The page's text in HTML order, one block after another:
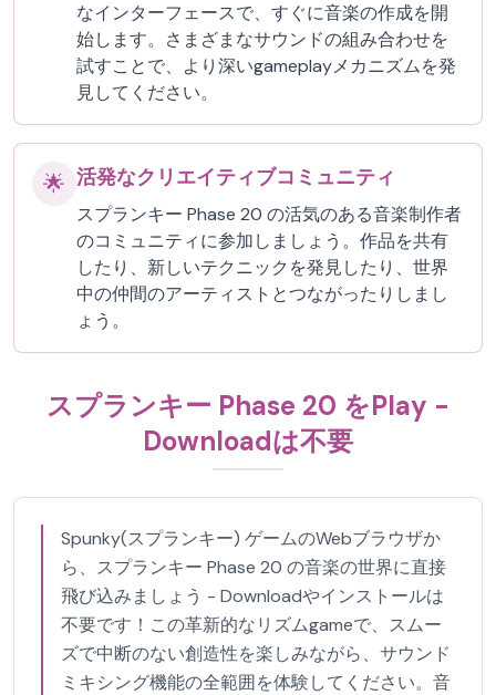
なインターフェースで、すぐに音楽の作成を開
始します。さまざまなサウンドの組み合わせを
試すことで、より深いgameplayメカニズムを発
見してください。
🌟 活発なクリエイティブコミュニティ
スプランキー Phase 20 の活気のある音楽制作者
のコミュニティに参加しましょう。作品を共有
したり、新しいテクニックを発見したり、世界
中の仲間のアーティストとつながったりしまし
ょう。
スプランキー Phase 20 をPlay -
Downloadは不要
Spunky(スプランキー) ゲームのWebブラウザか
ら、スプランキー Phase 20 の音楽の世界に直接
飛び込みましょう - Downloadやインストールは
不要です！この革新的なリズムgameで、スムー
ズで中断のない創造性を楽しみながら、サウンド
ミキシング機能の全範囲を体験してください。音